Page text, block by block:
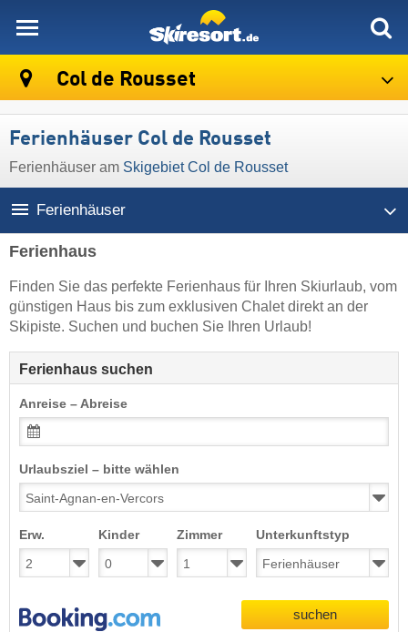
Col de Rousset
Ferienhäuser Col de Rousset
Ferienhäuser am Skigebiet Col de Rousset
Ferienhäuser
Ferienhaus
Finden Sie das perfekte Ferienhaus für Ihren Skiurlaub, vom
günstigen Haus bis zum exklusiven Chalet direkt an der
Skipiste. Suchen und buchen Sie Ihren Urlaub!
Ferienhaus suchen
Anreise – Abreise
Urlaubsziel – bitte wählen
Erw. Kinder Zimmer Unterkunftstyp
suchen